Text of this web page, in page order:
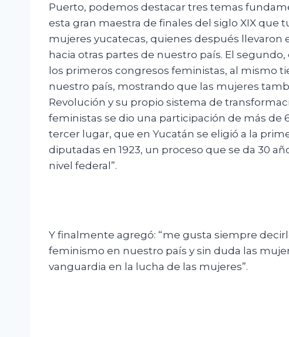
Puerto, podemos destacar tres temas
esta gran maestra de finales del siglo XIX que
mujeres yucatecas, quienes después llevaron
hacia otras partes de nuestro país. El segundo,
los primeros congresos feministas, al mismo
nuestro país, mostrando que las mujeres
Revolución y su propio sistema de
feministas se dio una participación de más de
tercer lugar, que en Yucatán se eligió a la
diputadas en 1923, un proceso que se da 30
nivel federal”.
Y finalmente agregó: “me gusta siempre
feminismo en nuestro país y sin duda las
vanguardia en la lucha de las mujeres”.